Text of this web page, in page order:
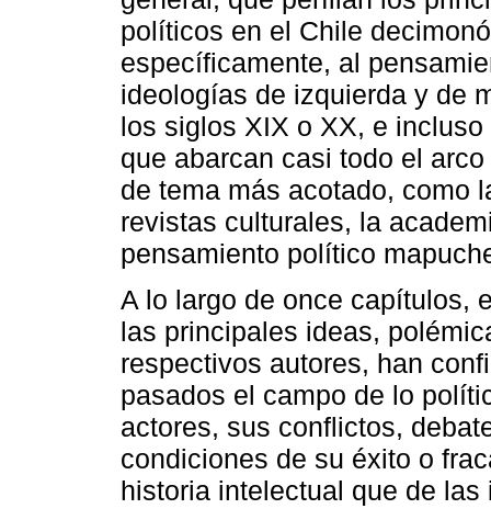
políticos en el Chile
específicamente, al
ideologías de izquierda y de
los siglos XIX o XX, e
que abarcan casi todo el
de tema más acotado, como
revistas culturales, la
pensamiento político
A lo largo de once capítulos,
las principales ideas,
respectivos autores, han
pasados el campo de lo
actores, sus conflictos,
condiciones de su éxito o
historia intelectual que de las